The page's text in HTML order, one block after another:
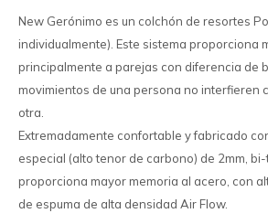
New Gerónimo es un colchón de resortes
individualmente). Este sistema proporciona
principalmente a parejas con diferencia de
movimientos de una persona no interfieren
otra.
Extremadamente confortable y fabricado
especial (alto tenor de carbono) de 2mm,
proporciona mayor memoria al acero, con
de espuma de alta densidad Air Flow.